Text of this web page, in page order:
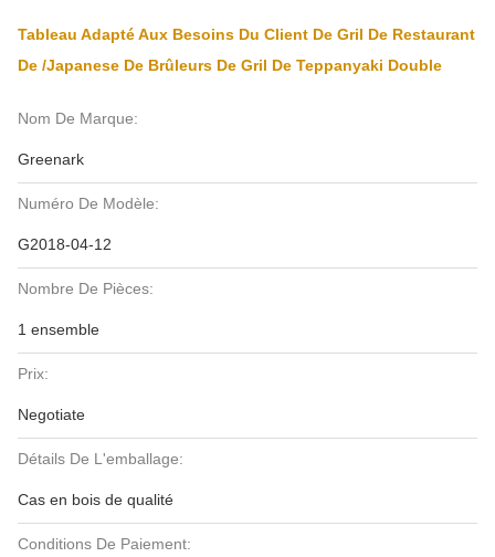
Tableau Adapté Aux Besoins Du Client De Gril De Restaurant
De /Japanese De Brûleurs De Gril De Teppanyaki Double
Nom De Marque:
Greenark
Numéro De Modèle:
G2018-04-12
Nombre De Pièces:
1 ensemble
Prix:
Negotiate
Détails De L'emballage:
Cas en bois de qualité
Conditions De Paiement: